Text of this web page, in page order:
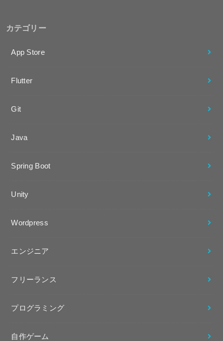
カテゴリー
App Store
Flutter
Git
Java
Spring Boot
Unity
Wordpress
エンジニア
フリーランス
プログラミング
自作ゲーム